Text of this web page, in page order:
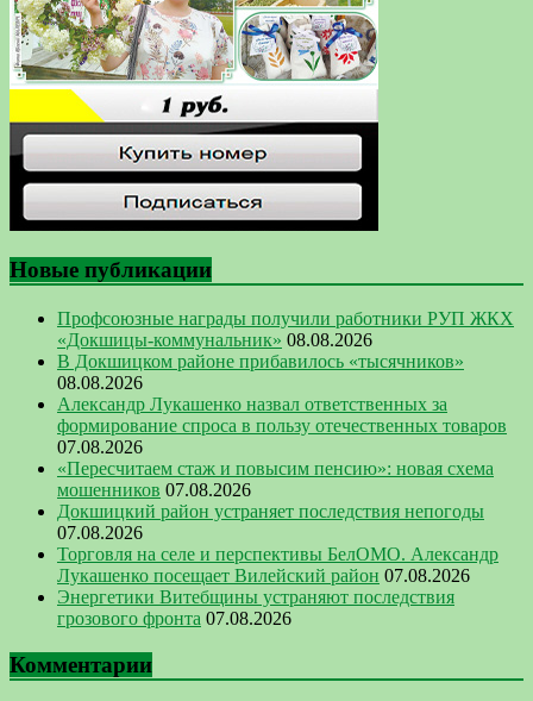
Новые публикации
Профсоюзные награды получили работники РУП ЖКХ
«Докшицы-коммунальник» 08.08.2026
В Докшицком районе прибавилось «тысячников»
08.08.2026
Александр Лукашенко назвал ответственных за
формирование спроса в пользу отечественных товаров
07.08.2026
«Пересчитаем стаж и повысим пенсию»: новая схема
мошенников 07.08.2026
Докшицкий район устраняет последствия непогоды
07.08.2026
Торговля на селе и перспективы БелОМО. Александр
Лукашенко посещает Вилейский район 07.08.2026
Энергетики Витебщины устраняют последствия
грозового фронта 07.08.2026
Комментарии